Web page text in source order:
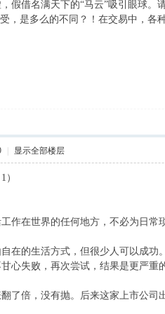
假借名满天下的“马云”吸引眼球
，是多么的不同？！在交易中，
显示全部楼层
作在世界的任何地方，不必为日
在的生活方式，但很少人可以成
心失败，再次尝试，结果是更严
了倍，没有抛。后来这家上市公